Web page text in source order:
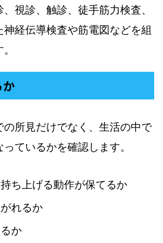
視診、触診、徒手筋力検査、
神経伝導検査や筋電図などを組
所見だけでなく、生活の中で
ているかを確認します。
ち上げる動作が保てるか
れるか
か